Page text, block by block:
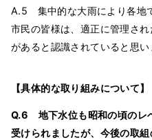
A.5 集中的な大雨により各地
市民の皆様は、適正に管理さ
があると認識されていると思い
【具体的な取り組みについて】
Q.6 地下水位も昭和の頃のレ
受けられましたが、今後の取